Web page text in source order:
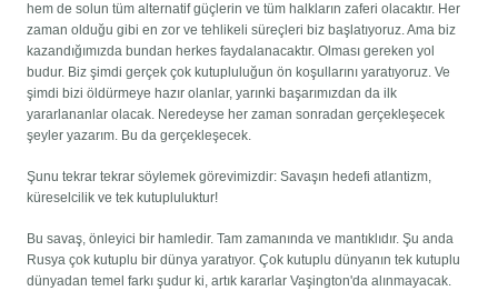
hem de solun tüm alternatif güçlerin ve tüm halkların zaferi olacaktır. Her
zaman olduğu gibi en zor ve tehlikeli süreçleri biz başlatıyoruz. Ama biz
kazandığımızda bundan herkes faydalanacaktır. Olması gereken yol
budur. Biz şimdi gerçek çok kutupluluğun ön koşullarını yaratıyoruz. Ve
şimdi bizi öldürmeye hazır olanlar, yarınki başarımızdan da ilk
yararlananlar olacak. Neredeyse her zaman sonradan gerçekleşecek
şeyler yazarım. Bu da gerçekleşecek.
Şunu tekrar tekrar söylemek görevimizdir: Savaşın hedefi atlantizm,
küreselcilik ve tek kutupluluktur!
Bu savaş, önleyici bir hamledir. Tam zamanında ve mantıklıdır. Şu anda
Rusya çok kutuplu bir dünya yaratıyor. Çok kutuplu dünyanın tek kutuplu
dünyadan temel farkı şudur ki, artık kararlar Vaşington'da alınmayacak.